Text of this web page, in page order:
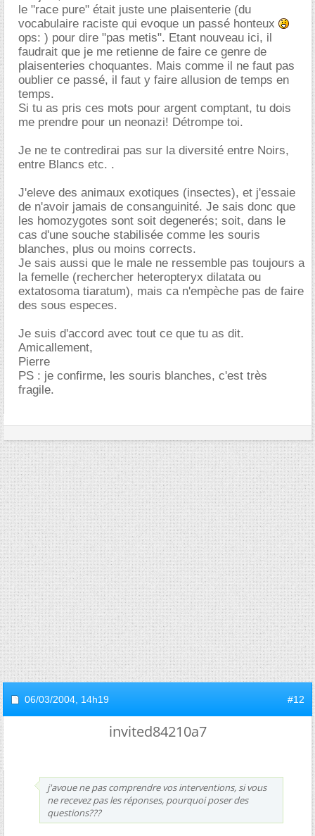
le "race pure" était juste une plaisenterie (du
vocabulaire raciste qui evoque un passé honteux
ops: ) pour dire "pas metis". Etant nouveau ici, il
faudrait que je me retienne de faire ce genre de
plaisenteries choquantes. Mais comme il ne faut pas
oublier ce passé, il faut y faire allusion de temps en
temps.
Si tu as pris ces mots pour argent comptant, tu dois
me prendre pour un neonazi! Détrompe toi.
Je ne te contredirai pas sur la diversité entre Noirs,
entre Blancs etc. .
J'eleve des animaux exotiques (insectes), et j'essaie
de n'avoir jamais de consanguinité. Je sais donc que
les homozygotes sont soit degenerés; soit, dans le
cas d'une souche stabilisée comme les souris
blanches, plus ou moins corrects.
Je sais aussi que le male ne ressemble pas toujours a
la femelle (rechercher heteropteryx dilatata ou
extatosoma tiaratum), mais ca n'empèche pas de faire
des sous especes.
Je suis d'accord avec tout ce que tu as dit.
Amicallement,
Pierre
PS : je confirme, les souris blanches, c'est très
fragile.
06/03/2004, 14h19 #12
invited84210a7
j'avoue ne pas comprendre vos interventions, si vous
ne recevez pas les réponses, pourquoi poser des
questions???